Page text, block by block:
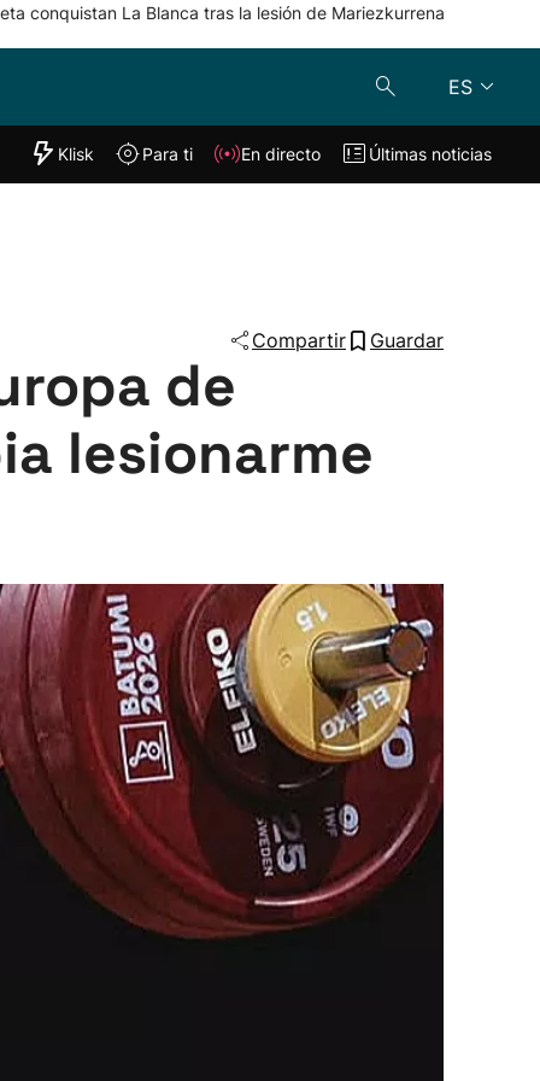
conquistan La Blanca tras la lesión de Mariezkurrena
ES
"Helmuga"
Klisk En directo
Klisk Para ti En directo Últimas noticias
Compartir Guardar
de
lesionarme